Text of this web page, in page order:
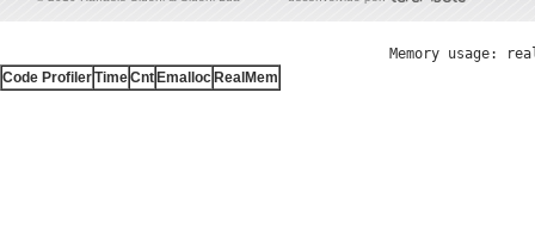
Memory usage:
Code ProfilerTimeCnt Emalloc RealMem